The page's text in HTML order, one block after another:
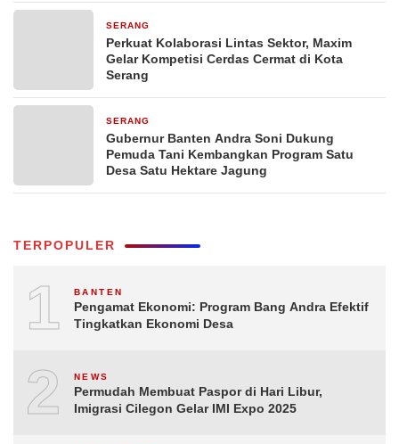
SERANG
Perkuat Kolaborasi Lintas Sektor, Maxim
Gelar Kompetisi Cerdas Cermat di Kota
Serang
SERANG
Gubernur Banten Andra Soni Dukung
Pemuda Tani Kembangkan Program Satu
Desa Satu Hektare Jagung
TERPOPULER
1 BANTEN
Pengamat Ekonomi: Program Bang Andra Efektif
Tingkatkan Ekonomi Desa
2 NEWS
Permudah Membuat Paspor di Hari Libur,
Imigrasi Cilegon Gelar IMI Expo 2025